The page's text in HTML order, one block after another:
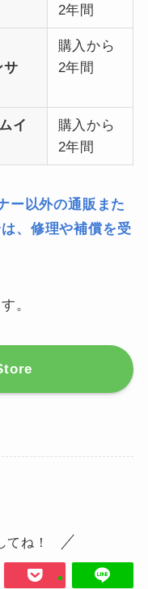
2年間
サ
購入から
2年間
イ
購入から
2年間
ー以外の通販また
、修理や補償を受
。
てね！